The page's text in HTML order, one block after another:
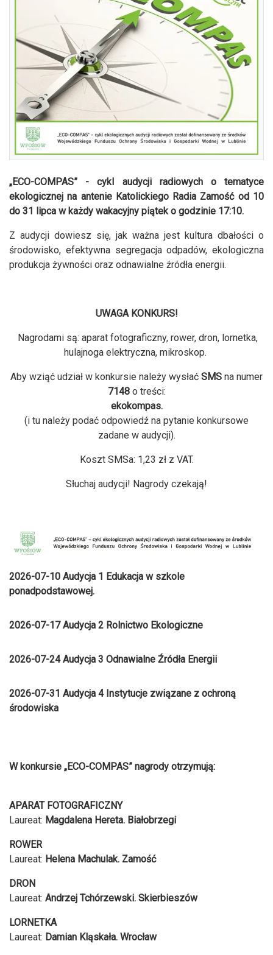
„ECO-COMPAS” - cykl audycji radiowych o tematyce
ekologicznej na antenie Katolickiego Radia Zamość od 10
do 31 lipca w każdy wakacyjny piątek o godzinie 17:10.
Z audycji dowiesz się, jak ważna jest kultura dbałości o
środowisko, efektywna segregacja odpadów, ekologiczna
produkcja żywności oraz odnawialne źródła energii.
UWAGA KONKURS!
Nagrodami są: aparat fotograficzny, rower, dron, lornetka,
hulajnoga elektryczna, mikroskop.
Aby wziąć udział w konkursie należy wysłać SMS na numer
7148 o treści:
ekokompas.
(i tu należy podać odpowiedź na pytanie konkursowe
zadane w audycji).
Koszt SMSa: 1,23 zł z VAT.
Słuchaj audycji! Nagrody czekają!
2026-07-10 Audycja 1 Edukacja w szkole
ponadpodstawowej.
2026-07-17 Audycja 2 Rolnictwo Ekologiczne
2026-07-24 Audycja 3 Odnawialne Źródła Energii
2026-07-31 Audycja 4 Instytucje związane z ochroną
środowiska
W konkursie „ECO-COMPAS” nagrody otrzymują:
APARAT FOTOGRAFICZNY
Laureat: Magdalena Hereta. Białobrzegi
ROWER
Laureat: Helena Machulak. Zamość
DRON
Laureat: Andrzej Tchórzewski. Skierbieszów
LORNETKA
Laureat: Damian Kląskała. Wrocław